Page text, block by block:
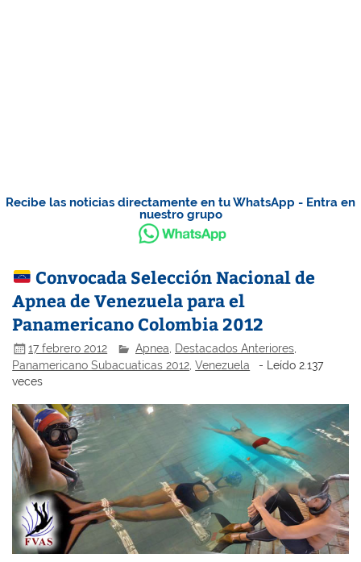
Recibe las noticias directamente en tu WhatsApp - Entra en
nuestro grupo
Convocada Selección Nacional de
Apnea de Venezuela para el
Panamericano Colombia 2012
17 febrero 2012 Apnea Destacados Anteriores
Panamericano Subacuaticas 2012,Venezuela
- Leído 2.137
veces